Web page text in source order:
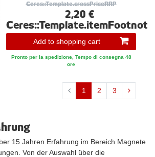
Ceres::Template.crossPriceRRP
2,20 €
Ceres::Template.itemFootnote
Add to shopping cart
Pronto per la spedizione, Tempo di consegna 48
ore
1 2 3
15 Jahren Erfahrung im Bereich Magnete
Von der Auswahl über die